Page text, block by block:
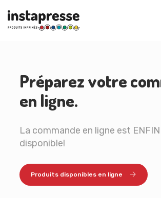
Préparez votre
en ligne.
La commande en ligne est
disponible!
Produits disponibles en ligne